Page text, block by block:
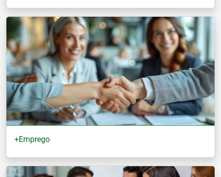
+Emprego